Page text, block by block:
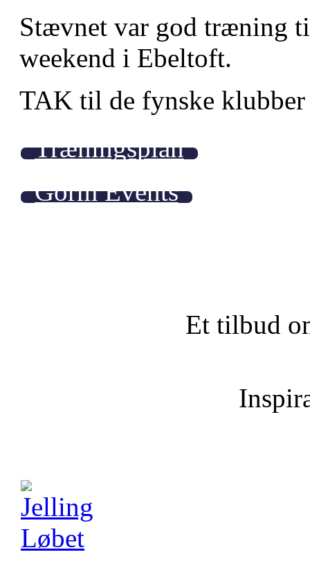
Stævnet var god træning
weekend i Ebeltoft.
TAK til de fynske
Træningsplan
Gorm Events
Et tilbud